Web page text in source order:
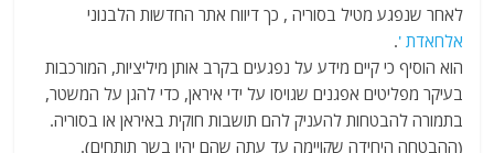
לאחר שנפגע מטיל בסוריה , כך דיווח אתר החדשות הלבנוני
אלחאדת '.
הוא הוסיף כי קיים מידע על נפגעים בקרב אותן מיליציות, המורכבות
בעיקר מפליטים אפגנים שגויסו על ידי איראן, כדי להגן על המשטר,
בתמורה להבטחות להעניק להם תושבות חוקית באיראן או בסוריה.
(ההבטחה היחידה שקויימה עד עתה שהם יהיו בשר תותחים).